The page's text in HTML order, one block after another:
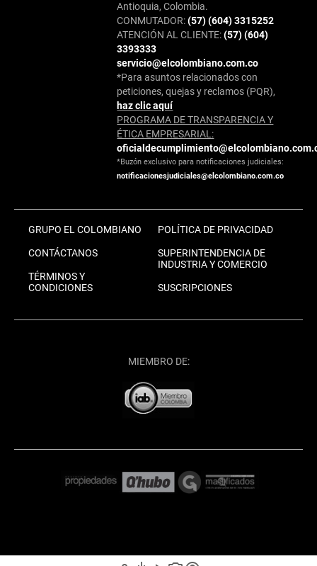
Antioquia, Colombia.
CONMUTADOR:(57) (604) 3315252
ATENCIÓN AL CLIENTE:(57) (604)
3393333
servicio@elcolombiano.com.co
*Para asuntos relacionados con
peticiones, quejas y reclamos (PQR),
haz clic aquí
PROGRAMA DE TRANSPARENCIA Y
ÉTICA EMPRESARIAL:
*Buzón exclusivo para notificaciones judiciales:
notificacionesjudiciales@elcolombiano.com.co
GRUPO EL COLOMBIANO
CONTÁCTANOS
TÉRMINOS Y
CONDICIONES
POLÍTICA DE PRIVACIDAD
SUPERINTENDENCIA DE
INDUSTRIA Y COMERCIO
SUSCRIPCIONES
MIEMBRO DE: